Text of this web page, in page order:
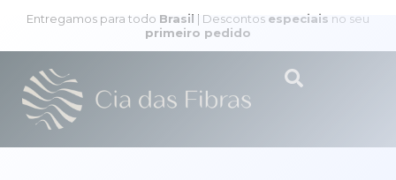
Entregamos para todo Brasil | Descontos especiais no seu
primeiro pedido